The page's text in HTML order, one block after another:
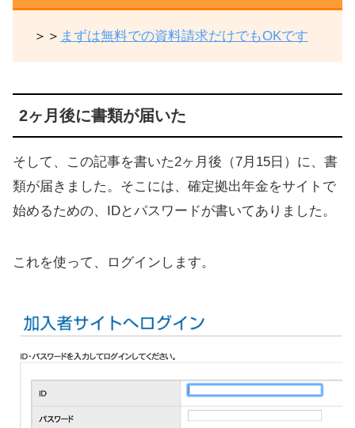
＞＞ まずは無料での資料請求だけでもOKです
2ヶ月後に書類が届いた
そして、この記事を書いた2ヶ月後（7月15日）に、書
類が届きました。そこには、確定拠出年金をサイトで
始めるための、IDとパスワードが書いてありました。
これを使って、ログインします。